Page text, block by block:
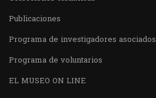
Publicaciones
Programa de investigadores asociados
Programa de voluntarios
EL MUSEO ON LINE